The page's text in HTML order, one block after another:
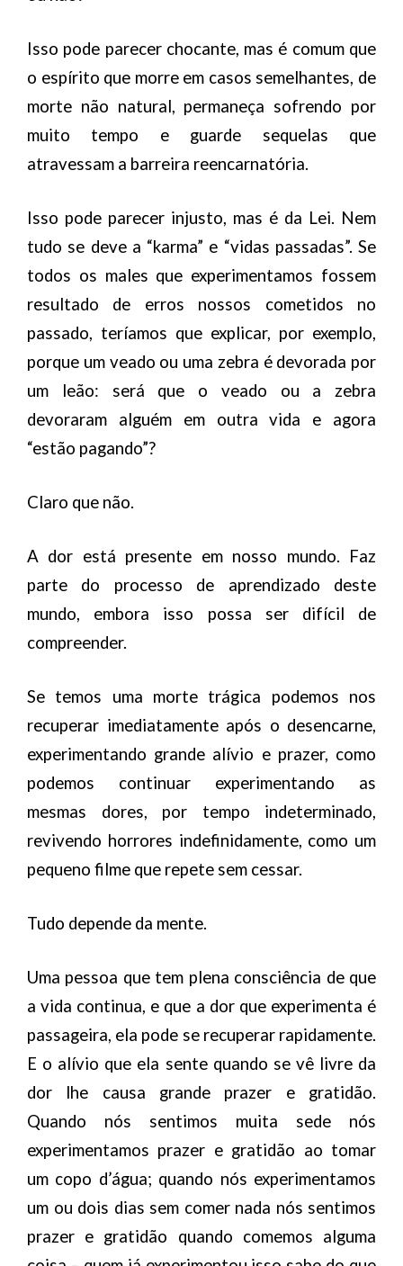
Isso pode parecer chocante, mas é comum que
o espírito que morre em casos semelhantes, de
morte não natural, permaneça sofrendo por
muito tempo e guarde sequelas que
atravessam a barreira reencarnatória.
Isso pode parecer injusto, mas é da Lei. Nem
tudo se deve a “karma” e “vidas passadas”. Se
todos os males que experimentamos fossem
resultado de erros nossos cometidos no
passado, teríamos que explicar, por exemplo,
porque um veado ou uma zebra é devorada por
um leão: será que o veado ou a zebra
devoraram alguém em outra vida e agora
“estão pagando”?
Claro que não.
A dor está presente em nosso mundo. Faz
parte do processo de aprendizado deste
mundo, embora isso possa ser difícil de
compreender.
Se temos uma morte trágica podemos nos
recuperar imediatamente após o desencarne,
experimentando grande alívio e prazer, como
podemos continuar experimentando as
mesmas dores, por tempo indeterminado,
revivendo horrores indefinidamente, como um
pequeno filme que repete sem cessar.
Tudo depende da mente.
Uma pessoa que tem plena consciência de que
a vida continua, e que a dor que experimenta é
passageira, ela pode se recuperar rapidamente.
E o alívio que ela sente quando se vê livre da
dor lhe causa grande prazer e gratidão.
Quando nós sentimos muita sede nós
experimentamos prazer e gratidão ao tomar
um copo d’água; quando nós experimentamos
um ou dois dias sem comer nada nós sentimos
prazer e gratidão quando comemos alguma